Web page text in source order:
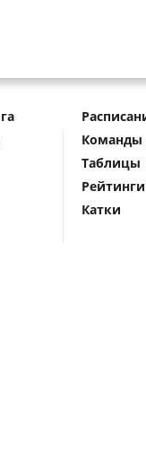
Команды
Таблицы
Рейтинги
Катки